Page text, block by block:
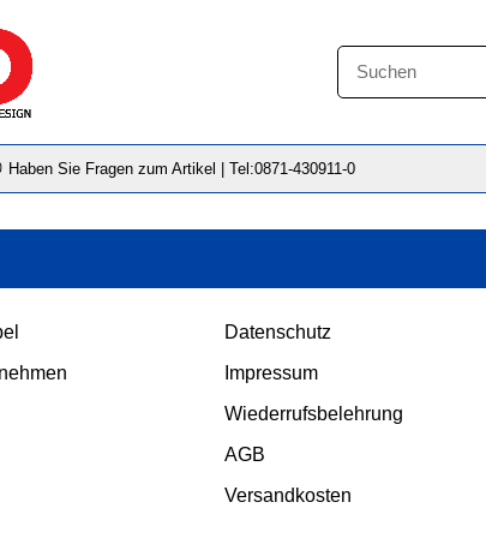
Haben Sie Fragen zum Artikel | Tel:0871-430911-0
Datenschutz
Impressum
Wiederrufsbelehrung
AGB
Versandkosten